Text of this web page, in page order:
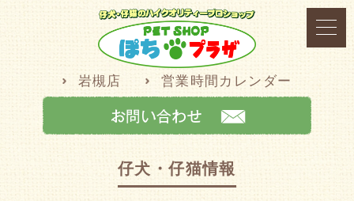
岩槻店 営業時間カレンダー
仔犬・仔猫情報